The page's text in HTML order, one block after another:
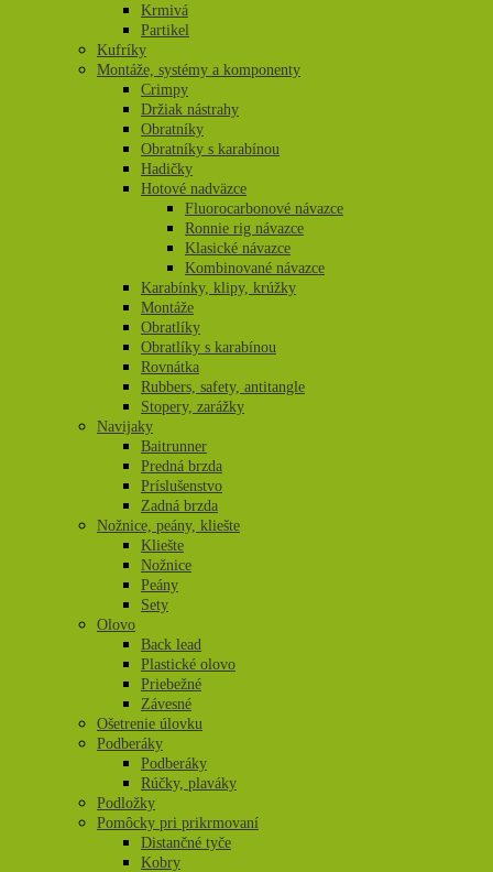
Krmivá
Partikel
Kufríky
Montáže, systémy a komponenty
Crimpy
Držiak nástrahy
Obratníky
Obratníky s karabínou
Hadičky
Hotové nadväzce
Fluorocarbonové návazce
Ronnie rig návazce
Klasické návazce
Kombinované návazce
Karabínky, klipy, krúžky
Montáže
Obratlíky
Obratlíky s karabínou
Rovnátka
Rubbers, safety, antitangle
Stopery, zarážky
Navijaky
Baitrunner
Predná brzda
Príslušenstvo
Zadná brzda
Nožnice, peány, kliešte
Kliešte
Nožnice
Peány
Sety
Olovo
Back lead
Plastické olovo
Priebežné
Závesné
Ošetrenie úlovku
Podberáky
Podberáky
Rúčky, plaváky
Podložky
Pomôcky pri prikrmovaní
Distančné tyče
Kobry